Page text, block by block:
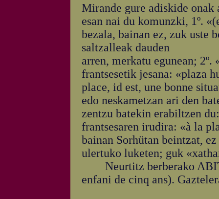
Mirande gure adiskide
esan nai du komunzki, 1º.
bezala, bainan ez, zuk uste
saltzalleak dauden
arren, merkatu egunean;
frantsesetik jesana: «plaza
place, id est, une bonne
edo neskametzan ari den
zentzu batekin erabiltzen
frantsesaren irudira: «à la
bainan Sorhütan beintzat,
ulertuko luketen; guk
Neurtitz berberako
enfani de cinq ans).